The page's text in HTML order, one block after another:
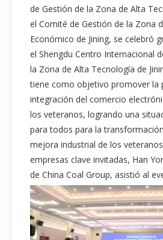
de Gestión de la Zona de Alta
el Comité de Gestión de la Zona
Económico de Jining, se celebró
el Shengdu Centro Internacional
la Zona de Alta Tecnología de
tiene como objetivo promover la
integración del comercio
los veteranos, logrando una
para todos para la
mejora industrial de los
empresas clave invitadas, Han
de China Coal Group, asistió al